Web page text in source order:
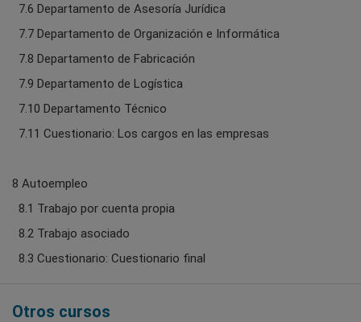
7.6 Departamento de Asesoría Jurídica
7.7 Departamento de Organización e Informática
7.8 Departamento de Fabricación
7.9 Departamento de Logística
7.10 Departamento Técnico
7.11 Cuestionario: Los cargos en las empresas
8 Autoempleo
8.1 Trabajo por cuenta propia
8.2 Trabajo asociado
8.3 Cuestionario: Cuestionario final
Otros cursos